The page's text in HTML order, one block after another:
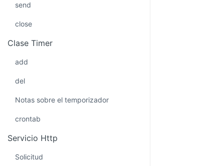
send
close
Clase Timer
add
del
Notas sobre el temporizador
crontab
Servicio Http
Solicitud